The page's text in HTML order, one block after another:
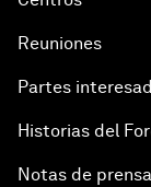
Reuniones
Partes
Historias del
Notas de prensa